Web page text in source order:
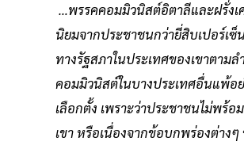
…พรรคคอมมิวนิสต์อิตาลีและฝรั่ง
นิยมจากประชาชนกว่ายี่สิบเปอร์เซ็
ทางรัฐสภาในประเทศของเขาตาม
คอมมิวนิสต์ในบางประเทศอื่นแพ้อย่
เลือกตั้ง เพราะว่าประชาชนไม่พร้
เขา หรือเนื่องจากข้อบกพร่องต่างๆ